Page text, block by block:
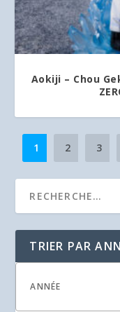
Aokiji – Chou
1 2 3
TRIER PAR